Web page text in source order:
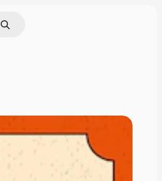
por imagem
Buscar